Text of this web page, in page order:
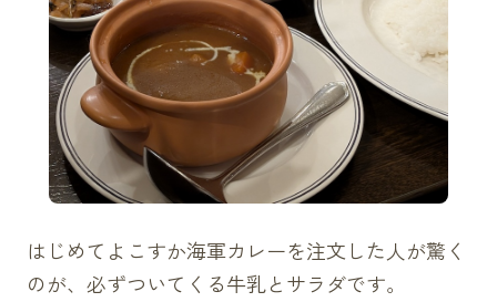
はじめてよこすか海軍カレーを注文した人が驚く
のが、必ずついてくる牛乳とサラダです。